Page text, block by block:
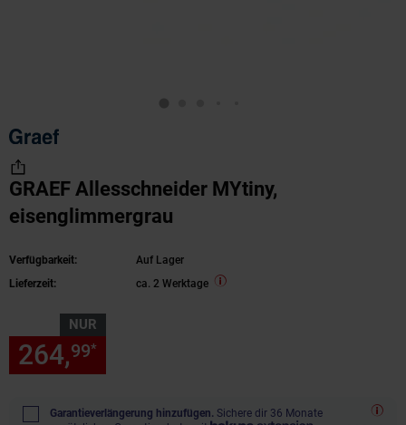
GRAEF Allesschneider MYtiny,
eisenglimmergrau
Verfügbarkeit:
Auf Lager
Lieferzeit:
ca. 2 Werktage
NUR
264,99*
Garantieverlängerung hinzufügen. Sichere dir 36 Monate